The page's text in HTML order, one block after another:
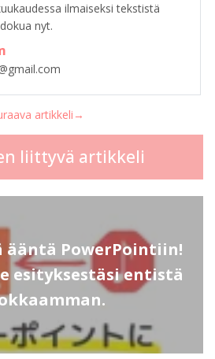
ilmaiseksi tekstistä
nyt.
artikkeli→
liittyvä artikkeli
ääntä PowerPointiin!
esityksestäsi entistä